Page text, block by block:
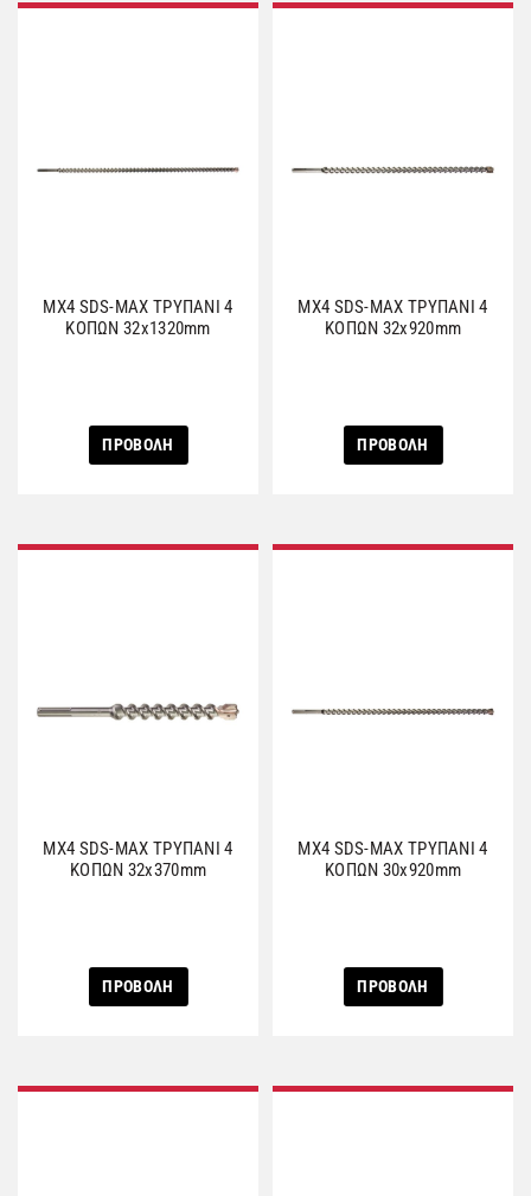
MX4 SDS-MAX ΤΡΥΠΑΝΙ 4
ΚΟΠΩΝ 32x1320mm
ΠΡΟΒΟΛΗ
MX4 SDS-MAX ΤΡΥΠΑΝΙ 4
ΚΟΠΩΝ 32x920mm
ΠΡΟΒΟΛΗ
MX4 SDS-MAX ΤΡΥΠΑΝΙ 4
ΚΟΠΩΝ 32x370mm
ΠΡΟΒΟΛΗ
MX4 SDS-MAX ΤΡΥΠΑΝΙ 4
ΚΟΠΩΝ 30x920mm
ΠΡΟΒΟΛΗ